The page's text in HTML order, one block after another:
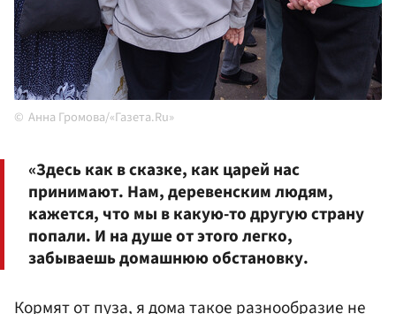
Анна Громова/«Газета.Ru»
«Здесь как в сказке, как царей нас
принимают. Нам, деревенским людям,
кажется, что мы в какую-то другую страну
попали. И на душе от этого легко,
забываешь домашнюю обстановку.
Кормят от пуза, я дома такое разнообразие не